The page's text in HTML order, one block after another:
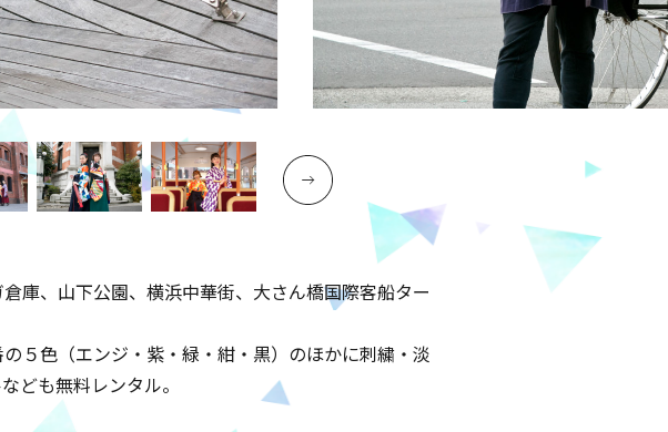
庫、山下公園、横浜中華街、大さん橋国際客船ター
５色（エンジ・紫・緑・紺・黒）のほかに刺繍・淡
ども無料レンタル。